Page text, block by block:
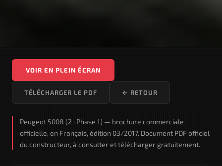
VOIR EN PLEIN ÉCRAN
TÉLÉCHARGER LE PDF ← RETOUR
Peugeot 5008 (2 · Phase 1) — brochure commerciale
officielle, en Français, édition 03/2017. Document PDF officiel
du constructeur, à consulter et télécharger gratuitement.